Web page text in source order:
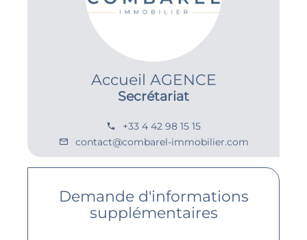
Accueil AGENCE
Secrétariat
+33 4 42 98 15 15
contact@combarel-immobilier.com
Demande d'informations
supplémentaires